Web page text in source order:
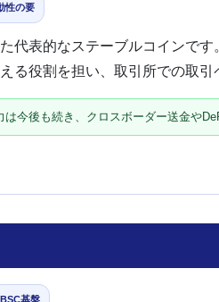
性の要
代表的なステーブルコインで
る役割を担い、取引所での取引
今後も続き、クロスボーダー送金や
BSC基盤